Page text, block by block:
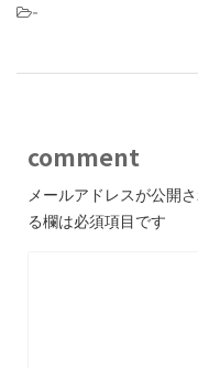
-
comment
メールアドレスが公開
る欄は必須項目です